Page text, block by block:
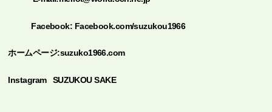
Facebook: Facebook.com/suzukou1966
ホームページ:suzuko1966.com
Instagram SUZUKOU SAKE